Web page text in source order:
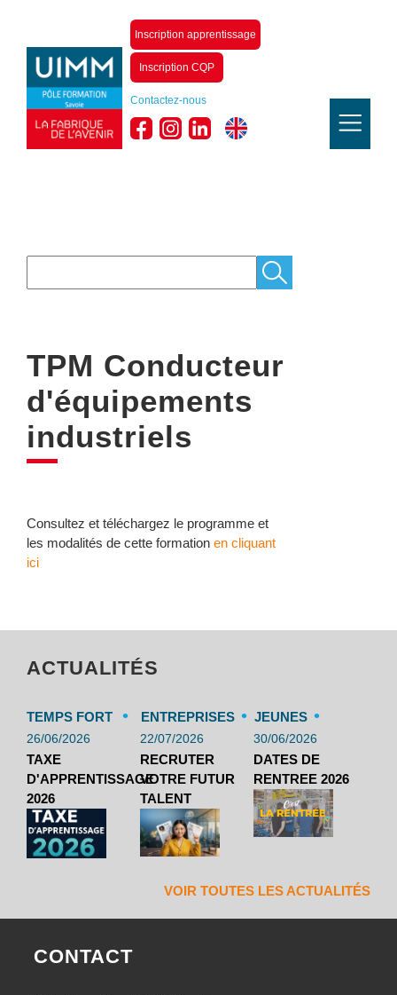
Inscription apprentissage
Inscription CQP
Contactez-nous
TPM Conducteur
d'équipements
industriels
Consultez et téléchargez le programme et
les modalités de cette formation en cliquant
ici
ACTUALITÉS
TEMPS FORT •
26/06/2026
TAXE
D'APPRENTISSAGE
2026
ENTREPRISES •
22/07/2026
RECRUTER
VOTRE FUTUR
TALENT
JEUNES •
30/06/2026
DATES DE
RENTREE 2026
VOIR TOUTES LES ACTUALITÉS
CONTACT